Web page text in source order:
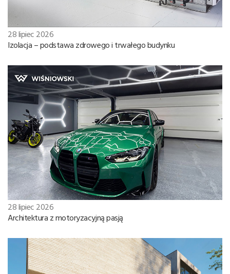
28 lipiec 2026
Izolacja – podstawa zdrowego i trwałego budynku
28 lipiec 2026
Architektura z motoryzacyjną pasją